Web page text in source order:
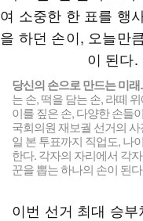
당신의 손으로 만드는 미
는 손, 떡을 담는 손, 라떼
이를 짚은 손, 다양한 손들
국회의원 재보궐 선거의
일 본 투표까지 직업도, 나
한다. 각자의 자리에서 각
꾼을 뽑는 하나의 손이 된
이번 선거 최대 승